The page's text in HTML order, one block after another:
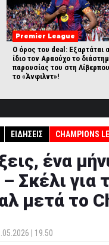
Premier League
Ο όρος του deal: Εξαρτάται
ίδιο τον Αραούχο το
παρουσίας του στη
το «Άνφιλντ»!
ΕΙΔΉΣΕΙΣ CHAMPIONS
ένα
– Σκέλι
μετά το
| 19.50